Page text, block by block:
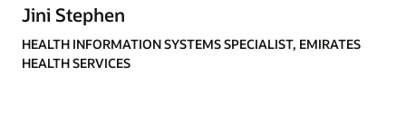
Jini Stephen
HEALTH INFORMATION SYSTEMS SPECIALIST, EMIRATES
HEALTH SERVICES